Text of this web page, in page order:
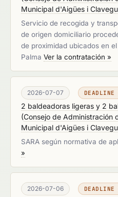
Municipal d'Aigües i
Servicio de recogida y
de origen domiciliario
de proximidad ubicados en
Palma Ver la contratación »
2026-07-07
2 baldeadoras ligeras y 2
(Consejo de Administración
Municipal d'Aigües i
SARA según normativa de
»
2026-07-06